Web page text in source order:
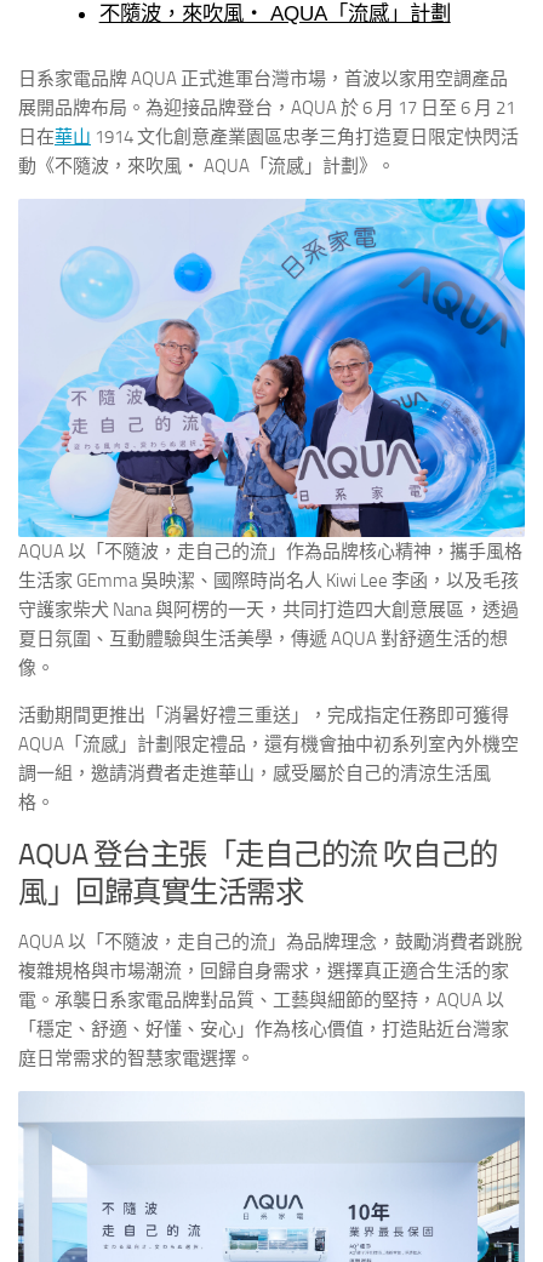
不隨波，來吹風・ AQUA「流感」計劃
日系家電品牌 AQUA 正式進軍台灣市場，首波以家用空調產品
展開品牌布局。為迎接品牌登台，AQUA 於 6 月 17 日至 6 月 21
日在華山 1914 文化創意產業園區忠孝三角打造夏日限定快閃活
動《不隨波，來吹風・ AQUA「流感」計劃》。
AQUA 以「不隨波，走自己的流」作為品牌核心精神，攜手風格
生活家 GEmma 吳映潔、國際時尚名人 Kiwi Lee 李函，以及毛孩
守護家柴犬 Nana 與阿楞的一天，共同打造四大創意展區，透過
夏日氛圍、互動體驗與生活美學，傳遞 AQUA 對舒適生活的想
像。
活動期間更推出「消暑好禮三重送」，完成指定任務即可獲得
AQUA「流感」計劃限定禮品，還有機會抽中初系列室內外機空
調一組，邀請消費者走進華山，感受屬於自己的清涼生活風
格。
AQUA 登台主張「走自己的流 吹自己的
風」回歸真實生活需求
AQUA 以「不隨波，走自己的流」為品牌理念，鼓勵消費者跳脫
複雜規格與市場潮流，回歸自身需求，選擇真正適合生活的家
電。承襲日系家電品牌對品質、工藝與細節的堅持，AQUA 以
「穩定、舒適、好懂、安心」作為核心價值，打造貼近台灣家
庭日常需求的智慧家電選擇。